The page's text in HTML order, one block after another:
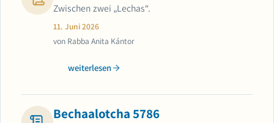
Zwischen zwei „Lechas“.
11. Juni 2026
von Rabba Anita Kántor
weiterlesen
Bechaalotcha 5786